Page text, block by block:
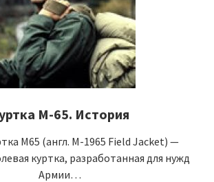
M-65. История
M65 (англ. M-1965 Field Jacket) —
куртка, разработанная для нужд
Армии…